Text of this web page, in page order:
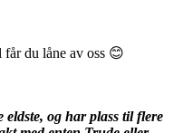
du låne av oss 😊
og har plass til flere